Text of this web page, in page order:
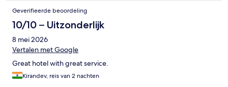
Geverifieerde beoordeling
10/10 – Uitzonderlijk
8 mei 2026
Vertalen met Google
Great hotel with great service.
Kirandev, reis van 2 nachten